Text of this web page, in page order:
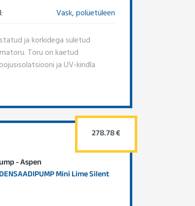
Vask, polüetüleen
ja korkidega suletud
Toru on kaetud
ja UV-kindla
- Aspen
Mini Lime Silent
278.78 €